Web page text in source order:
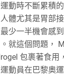
動時不斷累積
體尤其是胃部
少一半機會感
就這個問題，
包裹著食用
動員在巴黎奧